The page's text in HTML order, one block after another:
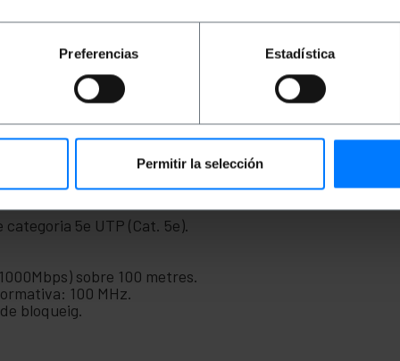
Preferencias Estadística
Permitir la selección
5e UTP (Cat.5e) de 1 m i de color negre que
una coberta de PVC que actua com a aïllant. Ideal
dispositius que disposin de connexió
discs durs en format NAS i electrònica de xarxa
Ethernet), centre de dades i qualsevol dispositiu que
per a la transmissió de vídeo juntament amb kits
màxim les interferències elèctriques i d'acord amb la
5e UTP (Cat. 5e).
sobre 100 metres.
100 MHz.
bloqueig.